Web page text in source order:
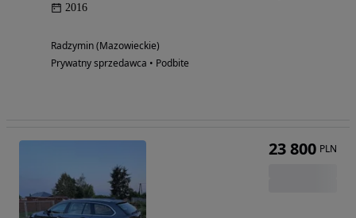
2016
Radzymin (Mazowieckie)
Prywatny sprzedawca • Podbite
23 800 PLN